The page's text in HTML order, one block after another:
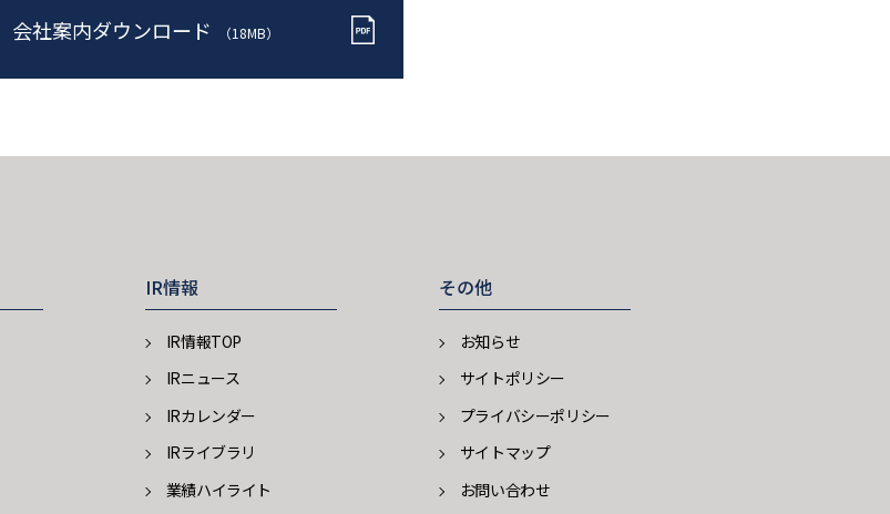
会社案内ダウンロード （18MB）
IR情報
IR情報TOP
IRニュース
IRカレンダー
IRライブラリ
業績ハイライト
その他
お知らせ
サイトポリシー
プライバシーポリシー
サイトマップ
お問い合わせ